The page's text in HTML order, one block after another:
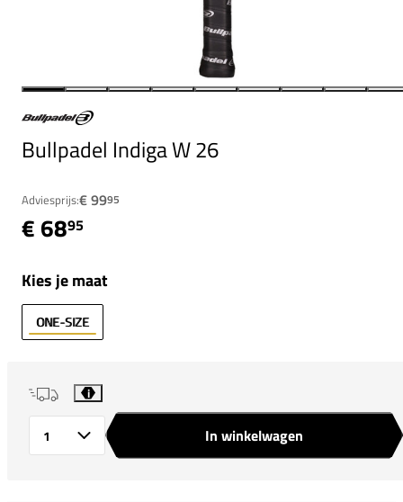
Bullpadel Indiga W 26
Adviesprijs:€ 9995
€ 6895
Kies je maat
ONE-SIZE
i
In winkelwagen